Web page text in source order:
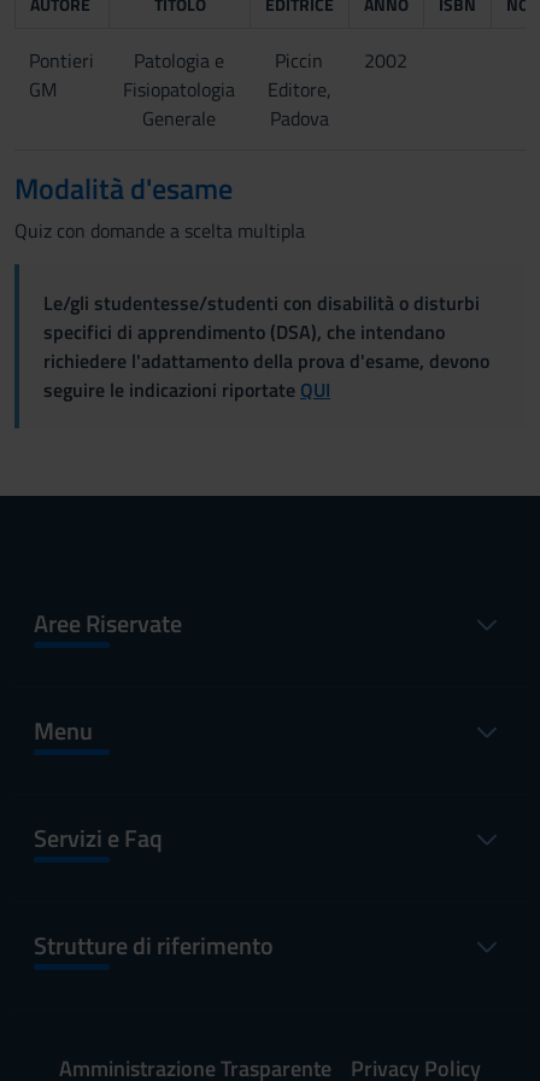
Pontieri
GM
Patologia e
Fisiopatologia
Generale
Piccin
Editore,
Padova
2002
Modalità d'esame
Quiz con domande a scelta multipla
Le/gli studentesse/studenti con disabilità o disturbi
specifici di apprendimento (DSA), che intendano
richiedere l'adattamento della prova d'esame, devono
seguire le indicazioni riportate QUI
Aree Riservate
Menu
Servizi e Faq
Strutture di riferimento
Amministrazione Trasparente Privacy Policy